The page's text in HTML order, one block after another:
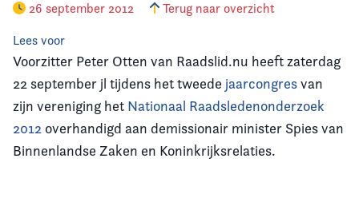
26 september 2012 Terug naar overzicht
Lees voor
Voorzitter Peter Otten van Raadslid.nu heeft zaterdag
22 september jl tijdens het tweede jaarcongresvan
zijn vereniging het Nationaal Raadsledenonderzoek
2012 overhandigd aan demissionair minister Spies van
Binnenlandse Zaken en Koninkrijksrelaties.